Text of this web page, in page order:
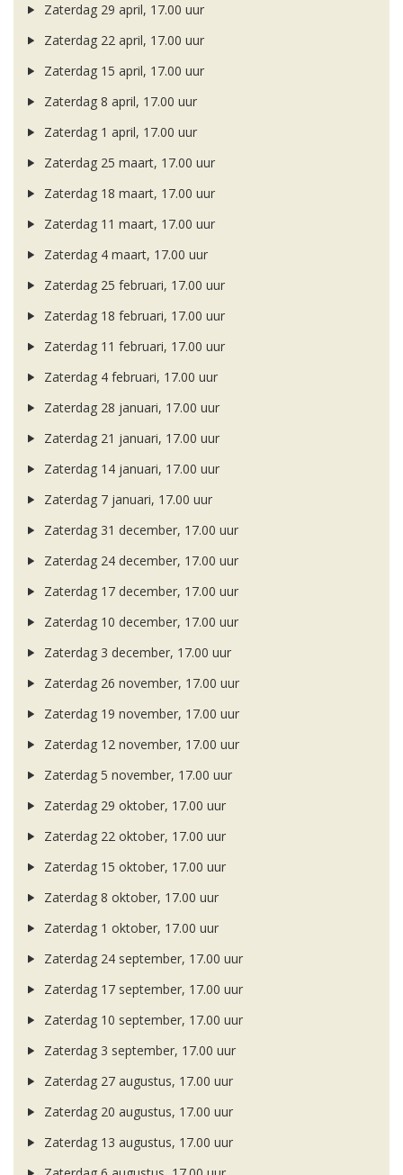
Zaterdag 29 april, 17.00 uur
Zaterdag 22 april, 17.00 uur
Zaterdag 15 april, 17.00 uur
Zaterdag 8 april, 17.00 uur
Zaterdag 1 april, 17.00 uur
Zaterdag 25 maart, 17.00 uur
Zaterdag 18 maart, 17.00 uur
Zaterdag 11 maart, 17.00 uur
Zaterdag 4 maart, 17.00 uur
Zaterdag 25 februari, 17.00 uur
Zaterdag 18 februari, 17.00 uur
Zaterdag 11 februari, 17.00 uur
Zaterdag 4 februari, 17.00 uur
Zaterdag 28 januari, 17.00 uur
Zaterdag 21 januari, 17.00 uur
Zaterdag 14 januari, 17.00 uur
Zaterdag 7 januari, 17.00 uur
Zaterdag 31 december, 17.00 uur
Zaterdag 24 december, 17.00 uur
Zaterdag 17 december, 17.00 uur
Zaterdag 10 december, 17.00 uur
Zaterdag 3 december, 17.00 uur
Zaterdag 26 november, 17.00 uur
Zaterdag 19 november, 17.00 uur
Zaterdag 12 november, 17.00 uur
Zaterdag 5 november, 17.00 uur
Zaterdag 29 oktober, 17.00 uur
Zaterdag 22 oktober, 17.00 uur
Zaterdag 15 oktober, 17.00 uur
Zaterdag 8 oktober, 17.00 uur
Zaterdag 1 oktober, 17.00 uur
Zaterdag 24 september, 17.00 uur
Zaterdag 17 september, 17.00 uur
Zaterdag 10 september, 17.00 uur
Zaterdag 3 september, 17.00 uur
Zaterdag 27 augustus, 17.00 uur
Zaterdag 20 augustus, 17.00 uur
Zaterdag 13 augustus, 17.00 uur